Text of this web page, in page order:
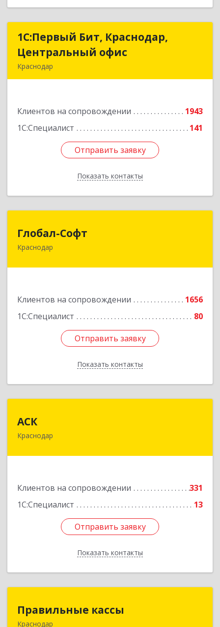
1С:Первый Бит, Краснодар,
Центральный офис
Краснодар
Клиентов на сопровождении
1943
1С:Специалист
141
Отправить заявку
Показать контакты
1С:Первый Бит, Краснодар,
Центральный офис
Подробнее
Отправить заявку
Назад
Глобал-Софт
Краснодар
Клиентов на сопровождении
1656
1С:Специалист
80
Отправить заявку
Показать контакты
350018, Краснодарский край, Краснодар г,
Отправить заявку
Назад
АСК
Краснодар
Клиентов на сопровождении
331
1С:Специалист
13
Отправить заявку
Показать контакты
350900, Краснодарский край, Краснодар г,
Отправить заявку
Назад
Правильные кассы
Краснодар